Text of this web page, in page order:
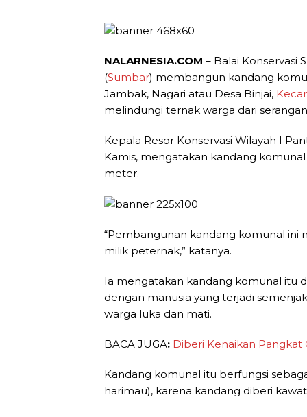
NALARNESIA.COM – Balai Konservasi
(Sumbar) membangun kandang
Jambak, Nagari atau Desa Binjai,
melindungi ternak warga dari
Kepala Resor Konservasi Wilayah I
Kamis, mengatakan kandang
meter.
“Pembangunan kandang komunal ini
milik peternak,” katanya.
Ia mengatakan kandang komunal itu
dengan manusia yang terjadi
warga luka dan mati.
BACA JUGA: Diberi Kenaikan Pangkat
Kandang komunal itu berfungsi
harimau), karena kandang diberi